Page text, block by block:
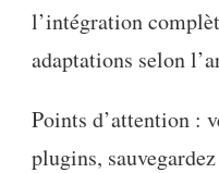
l’intégration
adaptations selon
Points d’attention :
plugins,